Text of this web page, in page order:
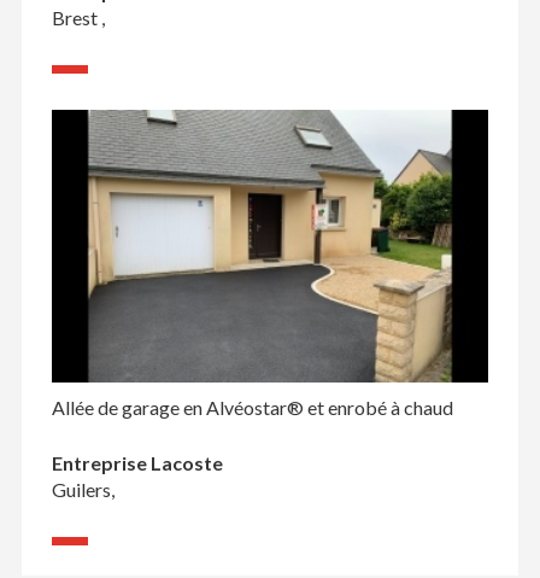
Brest ,
Allée de garage en Alvéostar® et enrobé à chaud
Entreprise Lacoste
Guilers,